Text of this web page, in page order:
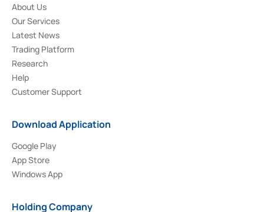
About Us
Our Services
Latest News
Trading Platform
Research
Help
Customer Support
Download Application
Google Play
App Store
Windows App
Holding Company